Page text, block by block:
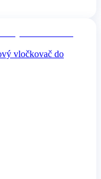
vločkovač do